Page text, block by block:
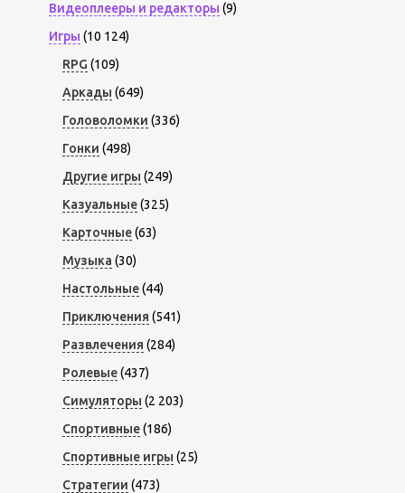
Видеоплееры и редакторы (9)
Игры (10 124)
RPG (109)
Аркады (649)
Головоломки (336)
Гонки (498)
Другие игры (249)
Казуальные(325)
Карточные(63)
Музыка (30)
Настольные(44)
Приключения (541)
Развлечения (284)
Ролевые(437)
Симуляторы (2 203)
Спортивные(186)
Спортивные игры (25)
Стратегии (473)